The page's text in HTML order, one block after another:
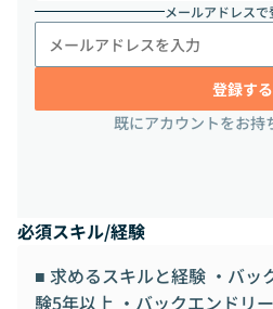
メールアドレスで
登録する
既にアカウントをお持
必須スキル/経験
■ 求めるスキルと経験 ・バッ
験5年以上 ・バックエンドリ